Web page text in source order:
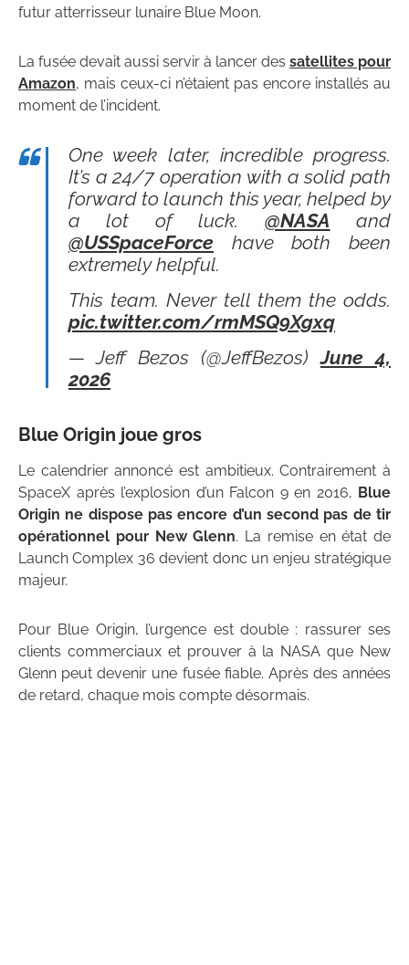
futur atterrisseur lunaire Blue Moon.
La fusée devait aussi servir à lancer des satellites pour
Amazon, mais ceux-ci n’étaient pas encore installés au
moment de l’incident.
One week later, incredible progress.
It’s a 24/7 operation with a solid path
forward to launch this year, helped by
a lot of luck. @NASA and
@USSpaceForce have both been
extremely helpful.
This team. Never tell them the odds.
pic.twitter.com/rmMSQ9Xgxq
— Jeff Bezos (@JeffBezos)June 4,
2026
Blue Origin joue gros
Le calendrier annoncé est ambitieux. Contrairement à
SpaceX après l’explosion d’un Falcon 9 en 2016, Blue
Origin ne dispose pas encore d’un second pas de tir
opérationnel pour New Glenn. La remise en état de
Launch Complex 36 devient donc un enjeu stratégique
majeur.
Pour Blue Origin, l’urgence est double : rassurer ses
clients commerciaux et prouver à la NASA que New
Glenn peut devenir une fusée fiable. Après des années
de retard, chaque mois compte désormais.